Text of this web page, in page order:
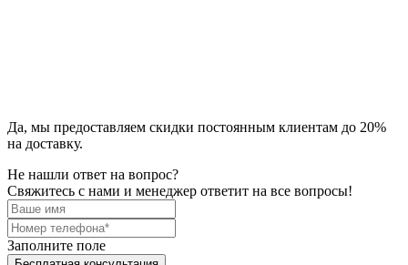
Да, мы предоставляем скидки постоянным клиентам до 20%
на доставку.
Не нашли ответ на вопрос?
Свяжитесь с нами и менеджер ответит на все вопросы!
Заполните поле